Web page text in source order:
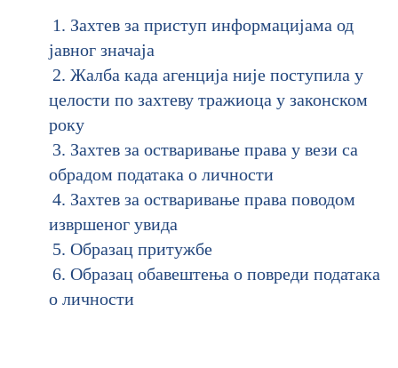
Захтев за приступ информацијама од
јавног значаја
Жалба када агенција није поступила у
целости по захтеву тражиоца у законском
року
Захтев за остваривање права у вези са
обрадом података о личности
Захтев за остваривање права поводом
извршеног увида
Образац притужбе
Образац обавештења о повреди података
о личности